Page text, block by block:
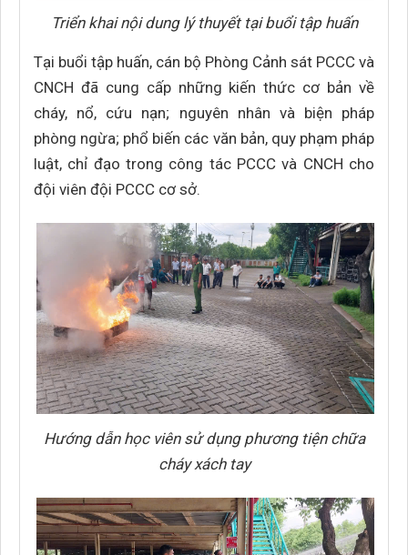
Triển khai nội dung lý thuyết tại buổi tập huấn
Tại buổi tập huấn, cán bộ Phòng Cảnh sát PCCC và
CNCH đã cung cấp những kiến thức cơ bản về
cháy, nổ, cứu nạn; nguyên nhân và biện pháp
phòng ngừa; phổ biến các văn bản, quy phạm pháp
luật, chỉ đạo trong công tác PCCC và CNCH cho
đội viên đội PCCC cơ sở.
Hướng dẫn học viên sử dụng phương tiện chữa
cháy xách tay